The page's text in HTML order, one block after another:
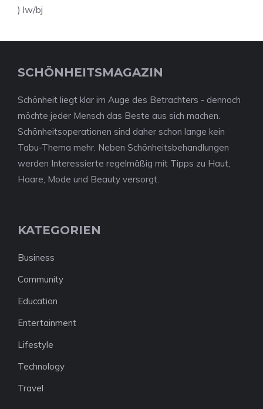
) lw/bj
SCHÖNHEITSMAGAZIN
Schönheit liegt klar im Auge des Betrachters - dennoch
möchte jeder Mensch das Beste aus sich machen.
Schönheitsoperationen sind daher schon lange kein
Tabu-Thema mehr. Neben Schönheitsbehandlungen
werden Interessierte regelmäßig mit Tipps zu Haut,
Haare, Mode und Beauty versorgt.
KATEGORIEN
Business
Community
Education
Entertainment
Lifestyle
Technology
Travel